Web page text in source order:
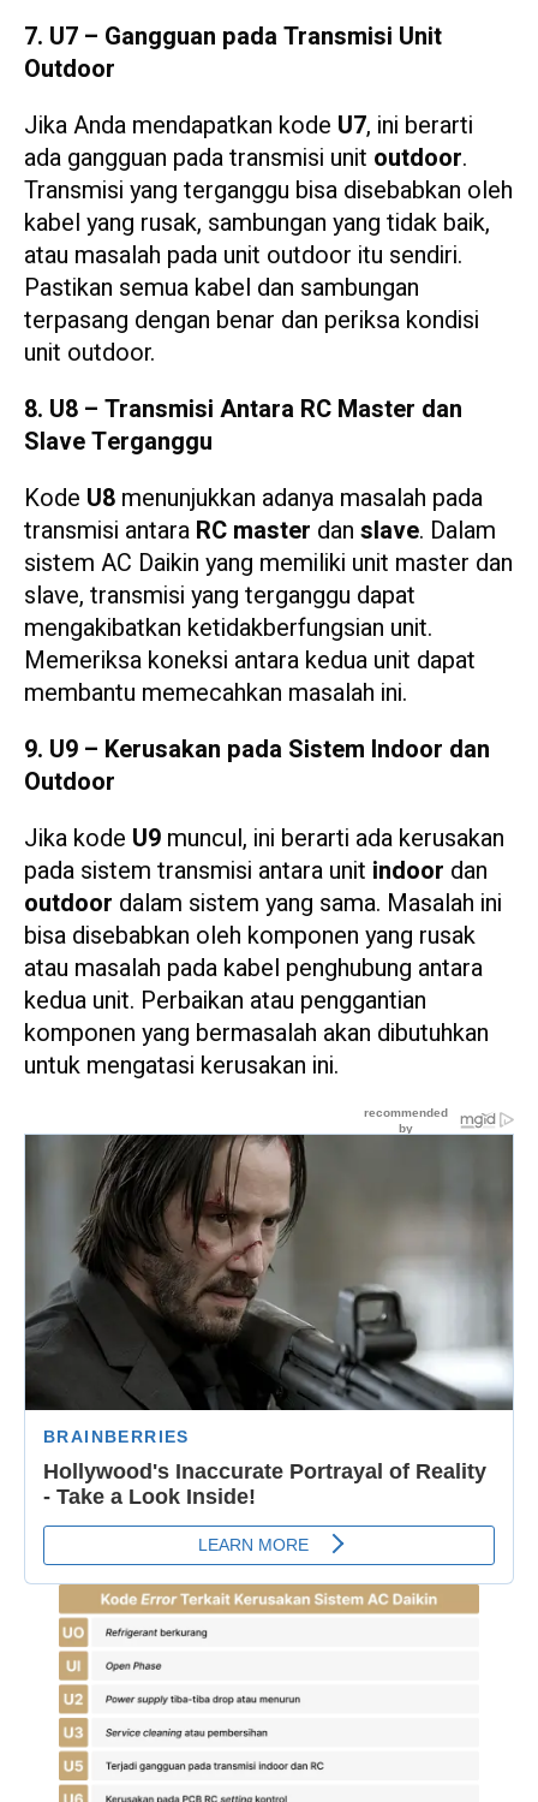
7. U7 – Gangguan pada Transmisi Unit
Outdoor
Jika Anda mendapatkan kode U7, ini berarti
ada gangguan pada transmisi unit outdoor.
Transmisi yang terganggu bisa disebabkan oleh
kabel yang rusak, sambungan yang tidak baik,
atau masalah pada unit outdoor itu sendiri.
Pastikan semua kabel dan sambungan
terpasang dengan benar dan periksa kondisi
unit outdoor.
8. U8 – Transmisi Antara RC Master dan
Slave Terganggu
Kode U8 menunjukkan adanya masalah pada
transmisi antara RC master dan slave. Dalam
sistem AC Daikin yang memiliki unit master dan
slave, transmisi yang terganggu dapat
mengakibatkan ketidakberfungsian unit.
Memeriksa koneksi antara kedua unit dapat
membantu memecahkan masalah ini.
9. U9 – Kerusakan pada Sistem Indoor dan
Outdoor
Jika kode U9 muncul, ini berarti ada kerusakan
pada sistem transmisi antara unit indoor dan
outdoor dalam sistem yang sama. Masalah ini
bisa disebabkan oleh komponen yang rusak
atau masalah pada kabel penghubung antara
kedua unit. Perbaikan atau penggantian
komponen yang bermasalah akan dibutuhkan
untuk mengatasi kerusakan ini.